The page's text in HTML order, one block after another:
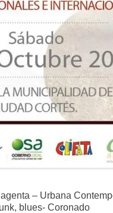
– Urbana
blues- Coronado